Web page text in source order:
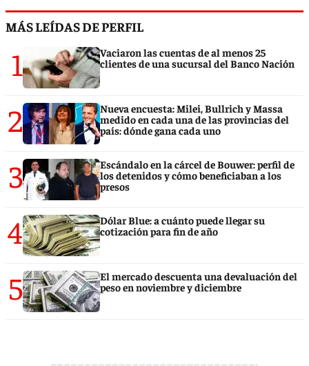
MÁS LEÍDAS DE PERFIL
1
Vaciaron las cuentas de al menos 25
clientes de una sucursal del Banco Nación
2
Nueva encuesta: Milei, Bullrich y Massa
medido en cada una de las provincias del
país: dónde gana cada uno
3
Escándalo en la cárcel de Bouwer: perfil de
los detenidos y cómo beneficiaban a los
presos
4
Dólar Blue: a cuánto puede llegar su
cotización para fin de año
5
El mercado descuenta una devaluación del
peso en noviembre y diciembre